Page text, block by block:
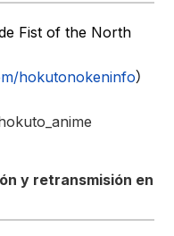
Fist of the North
hokutonokeninfo）
y retransmisión en